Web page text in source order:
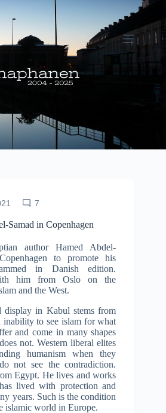
7
Samad in Copenhagen
author Hamed Abdel-
to promote his
in Danish edition.
him from Oslo on the
and the West.
display in Kabul stems from
inability to see islam for what
and come in many shapes
not. Western liberal elites
humanism when they
not see the contradiction.
Egypt. He lives and works
lived with protection and
years. Such is the condition
islamic world in Europe.